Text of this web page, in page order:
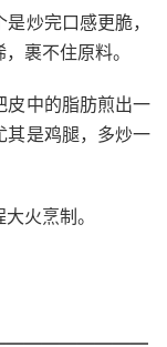
炒完口感更脆，
裹不住原料。
皮中的脂肪煎出一
其是鸡腿，多炒一
火烹制。